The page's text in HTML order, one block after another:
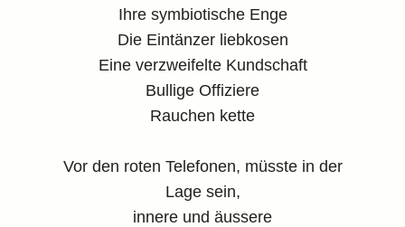
Ihre symbiotische Enge
Die Eintänzer liebkosen
Eine verzweifelte Kundschaft
Bullige Offiziere
Rauchen kette
Vor den roten Telefonen, müsste in der
Lage sein,
innere und äussere